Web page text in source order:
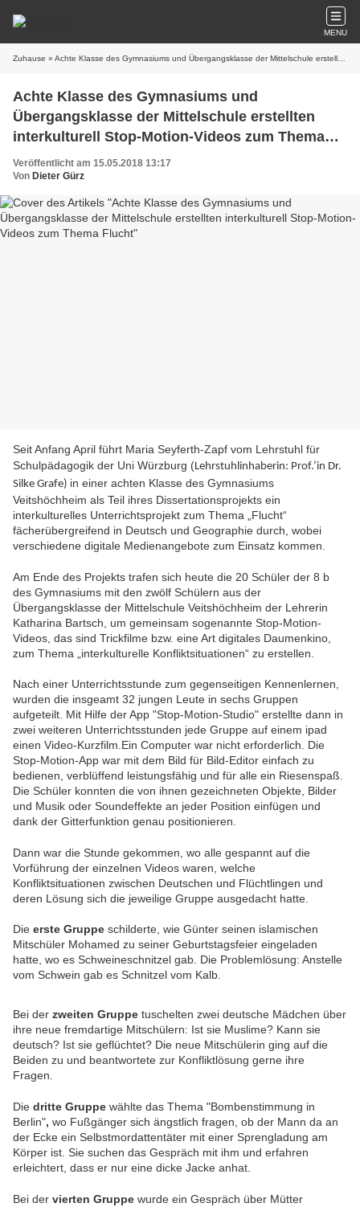
MENU
Zuhause » Achte Klasse des Gymnasiums und Übergangsklasse der Mittelschule erstellten interkulturell Stop-Motion-Videos zum Thema Flucht
Achte Klasse des Gymnasiums und
Übergangsklasse der Mittelschule erstellten
interkulturell Stop-Motion-Videos zum Thema
Flucht
Veröffentlicht am 15.05.2018 13:17
Von Dieter Gürz
Seit Anfang April führt Maria Seyferth-Zapf vom Lehrstuhl für
Schulpädagogik der Uni Würzburg (Lehrstuhlinhaberin: Prof.’in Dr.
Silke Grafe) in einer achten Klasse des Gymnasiums
Veitshöchheim als Teil ihres Dissertationsprojekts ein
interkulturelles Unterrichtsprojekt zum Thema „Flucht“
fächerübergreifend in Deutsch und Geographie durch, wobei
verschiedene digitale Medienangebote zum Einsatz kommen.
Am Ende des Projekts trafen sich heute die 20 Schüler der 8 b
des Gymnasiums mit den zwölf Schülern aus der
Übergangsklasse der Mittelschule Veitshöchheim der Lehrerin
Katharina Bartsch, um gemeinsam sogenannte Stop-Motion-
Videos, das sind Trickfilme bzw. eine Art digitales Daumenkino,
zum Thema „interkulturelle Konfliktsituationen“ zu erstellen.
Nach einer Unterrichtsstunde zum gegenseitigen Kennenlernen,
wurden die insgeamt 32 jungen Leute in sechs Gruppen
aufgeteilt. Mit Hilfe der App "Stop-Motion-Studio" erstellte dann in
zwei weiteren Unterrichtsstunden jede Gruppe auf einem ipad
einen Video-Kurzfilm.Ein Computer war nicht erforderlich. Die
Stop-Motion-App war mit dem Bild für Bild-Editor einfach zu
bedienen, verblüffend leistungsfähig und für alle ein Riesenspaß.
Die Schüler konnten die von ihnen gezeichneten Objekte, Bilder
und Musik oder Soundeffekte an jeder Position einfügen und
dank der Gitterfunktion genau positionieren.
Dann war die Stunde gekommen, wo alle gespannt auf die
Vorführung der einzelnen Videos waren, welche
Konfliktsituationen zwischen Deutschen und Flüchtlingen und
deren Lösung sich die jeweilige Gruppe ausgedacht hatte.
Die erste Gruppe schilderte, wie Günter seinen islamischen
Mitschüler Mohamed zu seiner Geburtstagsfeier eingeladen
hatte, wo es Schweineschnitzel gab. Die Problemlösung: Anstelle
vom Schwein gab es Schnitzel vom Kalb.
Bei der zweiten Gruppe tuschelten zwei deutsche Mädchen über
ihre neue fremdartige Mitschülern: Ist sie Muslime? Kann sie
deutsch? Ist sie geflüchtet? Die neue Mitschülerin ging auf die
Beiden zu und beantwortete zur Konfliktlösung gerne ihre
Fragen.
Die dritte Gruppe wählte das Thema "Bombenstimmung in
Berlin", wo Fußgänger sich ängstlich fragen, ob der Mann da an
der Ecke ein Selbstmordattentäter mit einer Sprengladung am
Körper ist. Sie suchen das Gespräch mit ihm und erfahren
erleichtert, dass er nur eine dicke Jacke anhat.
Bei der vierten Gruppe wurde ein Gespräch über Mütter